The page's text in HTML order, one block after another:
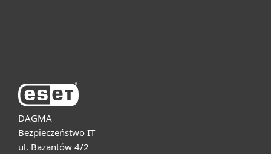
DAGMA
Bezpieczeństwo IT
ul. Bażantów 4/2